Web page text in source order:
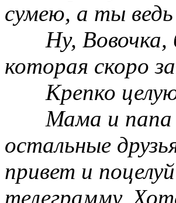
сумею, а ты
Ну, Вовочка,
которая скоро
Крепко
Мама и
остальные
привет и
телеграмму.